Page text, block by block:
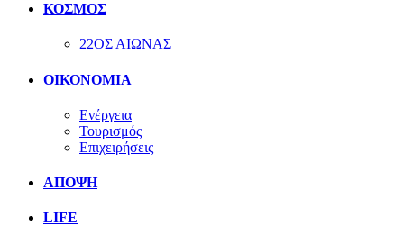
ΚΟΣΜΟΣ
22ΟΣ ΑΙΩΝΑΣ
ΟΙΚΟΝΟΜΙΑ
Ενέργεια
Τουρισμός
Επιχειρήσεις
ΑΠΟΨΗ
LIFE